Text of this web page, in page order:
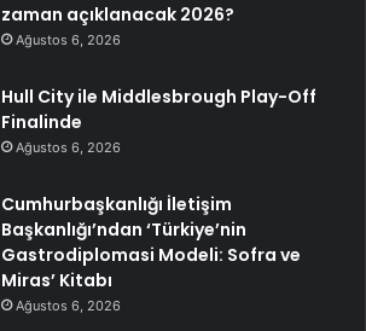
zaman açıklanacak 2026?
Ağustos 6, 2026
Hull City ile Middlesbrough Play-Off
Finalinde
Ağustos 6, 2026
Cumhurbaşkanlığı İletişim
Başkanlığı’ndan ‘Türkiye’nin
Gastrodiplomasi Modeli: Sofra ve
Miras’ Kitabı
Ağustos 6, 2026